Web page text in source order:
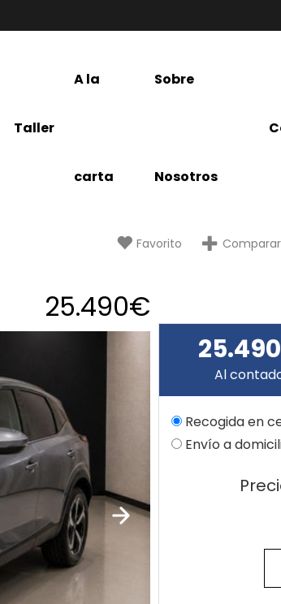
Taller
A la
carta
Sobre
Nosotros
Favorito Comparar
25.490€
Al
Recogida en
Envío a